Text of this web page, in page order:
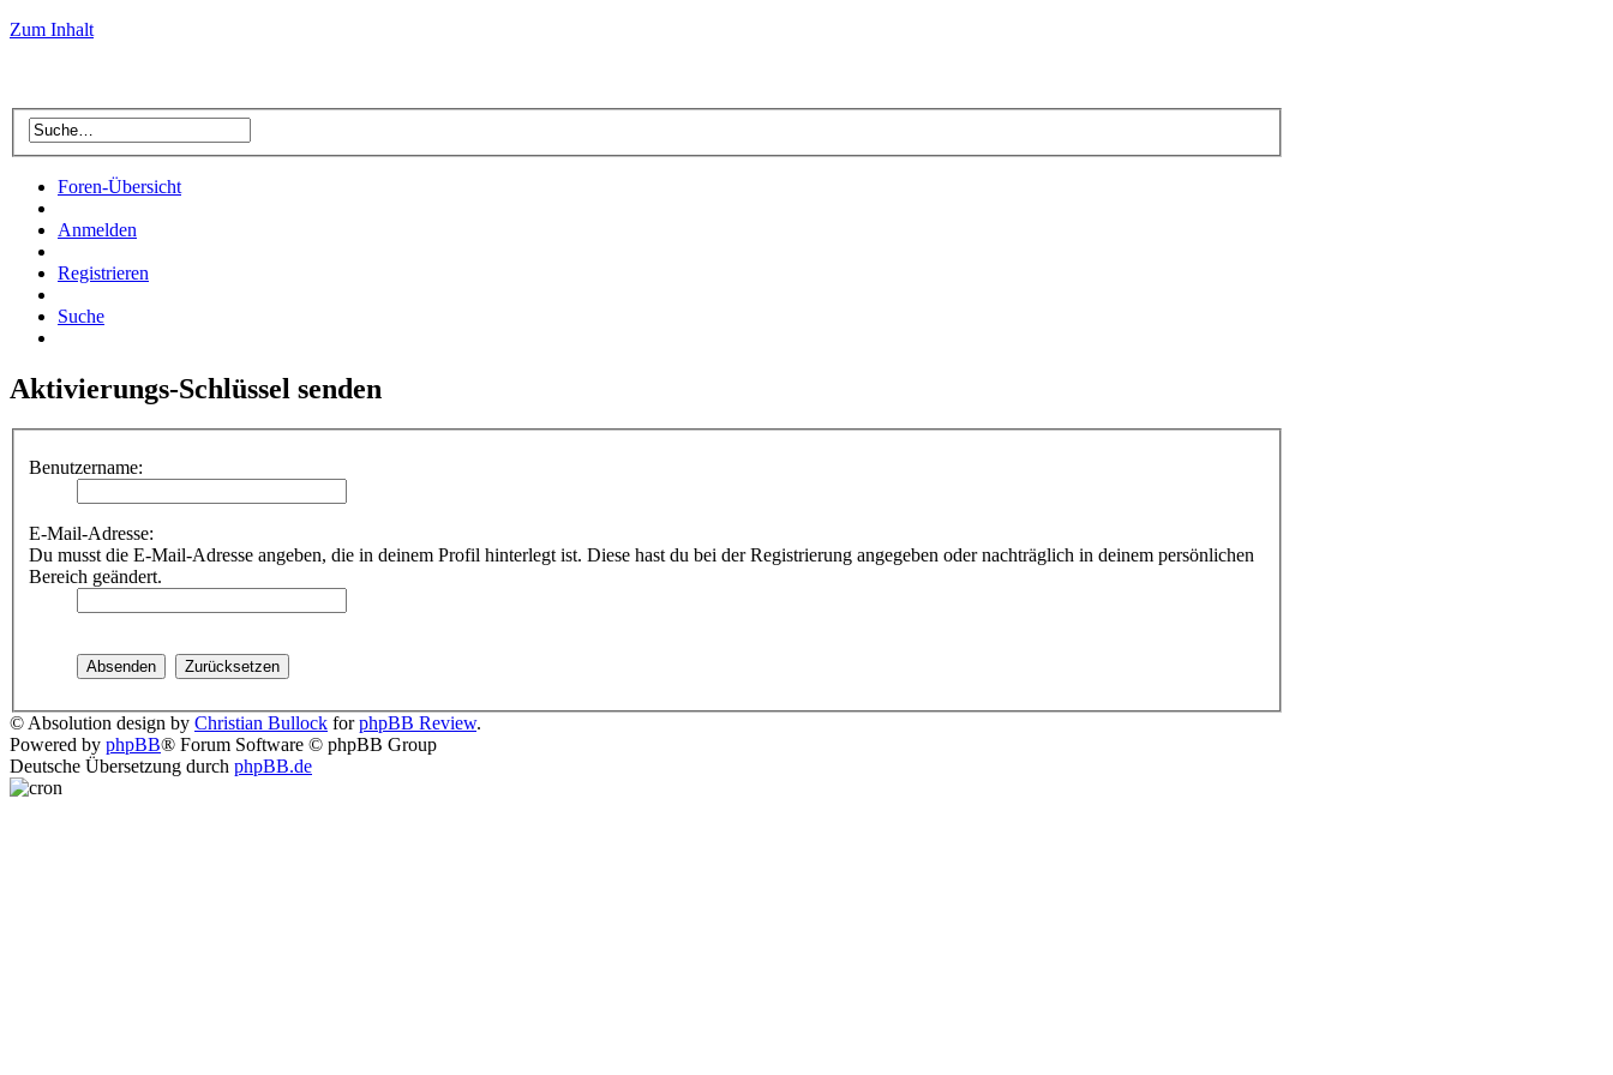
Zum Inhalt
Foren-Übersicht
Anmelden
Registrieren
Suche
Aktivierungs-Schlüssel senden
Benutzername:
E-Mail-Adresse:
Du musst die E-Mail-Adresse angeben, die in deinem Profil hinterlegt ist. Diese hast du bei der Registrierung angegeben oder nachträglich in deinem persönlichen
Bereich geändert.
© Absolution design by Christian Bullock forphpBB Review.
Powered by phpBB® Forum Software © phpBB Group
Deutsche Übersetzung durch phpBB.de